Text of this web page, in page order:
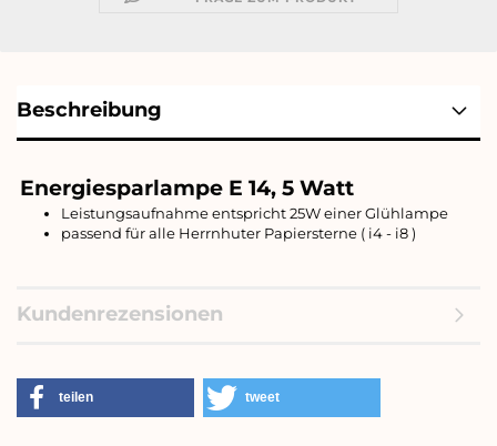
Beschreibung
Energiesparlampe E 14, 5 Watt
Leistungsaufnahme entspricht 25W einer Glühlampe
passend für alle Herrnhuter Papiersterne ( i4 - i8 )
Kundenrezensionen
teilen tweet